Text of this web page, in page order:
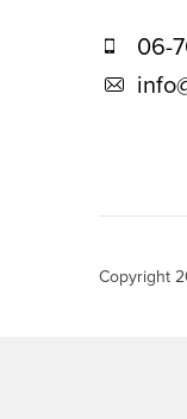
06-
info
Copyright